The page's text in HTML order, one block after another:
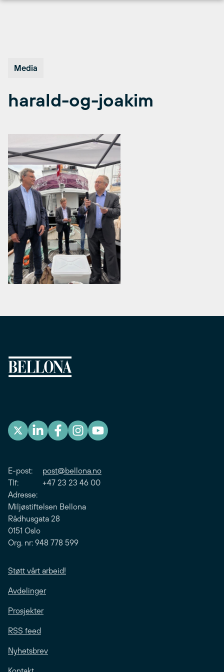
Media
harald-og-joakim
E-post: post@bellona.no
Tlf: +47 23 23 46 00
Adresse:
Miljøstiftelsen Bellona
Rådhusgata 28
0151 Oslo
Org. nr: 948 778 599
Støtt vårt arbeid!
Avdelinger
Prosjekter
RSS feed
Nyhetsbrev